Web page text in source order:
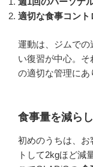
適切な食事コント
運動は、ジムでの
い復習が中心。
の適切な管理にあ
食事量を減ら
初めのうちは、お
トして2kgほど減